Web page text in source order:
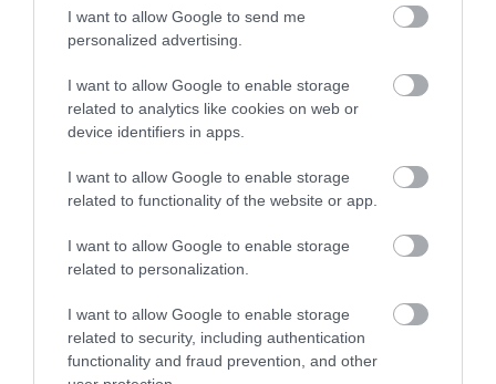
I want to allow Google to send me
personalized advertising.
I want to allow Google to enable storage
related to analytics like cookies on web or
device identifiers in apps.
I want to allow Google to enable storage
related to functionality of the website or app.
I want to allow Google to enable storage
related to personalization.
I want to allow Google to enable storage
related to security, including authentication
functionality and fraud prevention, and other
MENTŐK IS A HELYSZÍNRE ÉRKE...
2026. augusztus 06|Riasztó
HÍREK A GARÁZSBÓL: CHERY TIGGO 9
PHEV LUXURY – A KÍNAI PR...